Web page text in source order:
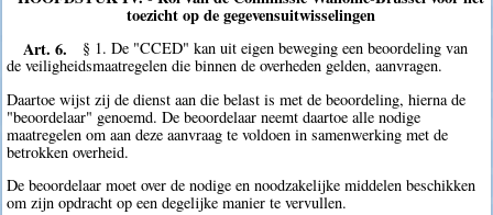
toezicht op de gegevensuitwisselingen
Art. 6.
§ 1. De "CCED" kan uit eigen beweging een beoordeling van
de veiligheidsmaatregelen die binnen de overheden gelden, aanvragen.
Daartoe wijst zij de dienst aan die belast is met de beoordeling, hierna de
"beoordelaar" genoemd. De beoordelaar neemt daartoe alle nodige
maatregelen om aan deze aanvraag te voldoen in samenwerking met de
betrokken overheid.
De beoordelaar moet over de nodige en noodzakelijke middelen beschikken
om zijn opdracht op een degelijke manier te vervullen.